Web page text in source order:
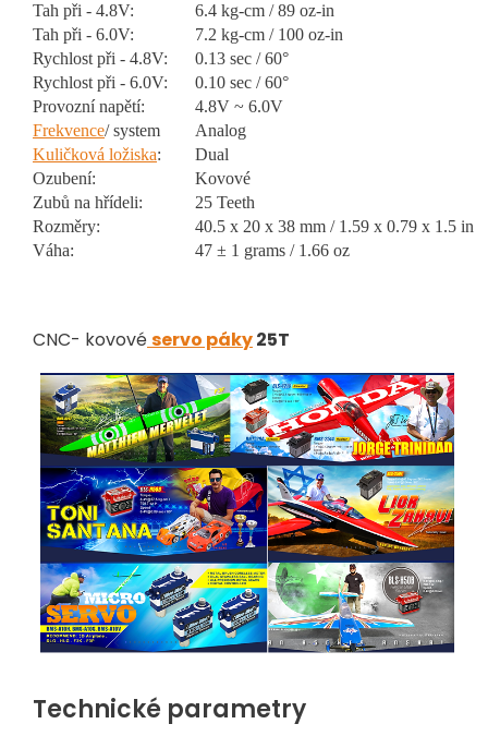
Tah při - 4.8V:
6.4 kg-cm / 89 oz-in
Tah při - 6.0V:
7.2 kg-cm / 100 oz-in
Rychlost při - 4.8V:
0.13 sec / 60°
Rychlost při - 6.0V:
0.10 sec / 60°
Provozní napětí:
4.8V ~ 6.0V
Frekvence/ system
Analog
Kuličková ložiska:
Dual
Ozubení:
Kovové
Zubů na hřídeli:
25 Teeth
Rozměry:
40.5 x 20 x 38 mm / 1.59 x 0.79 x 1.5 in
Váha:
47 ± 1 grams / 1.66 oz
CNC- kovovéservo páky25T
Technické parametry